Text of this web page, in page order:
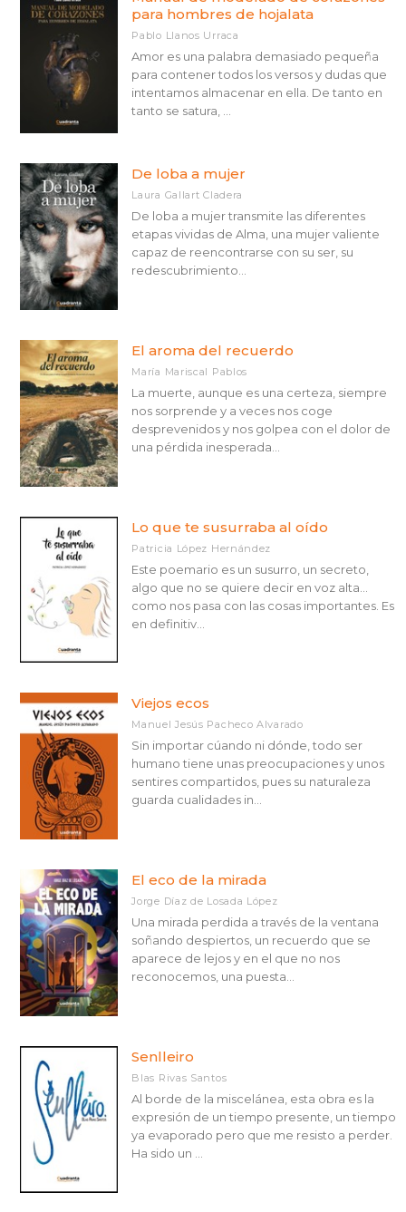
para hombres de hojalata
Pablo Llanos Urraca
Amor es una palabra demasiado pequeña
para contener todos los versos y dudas que
intentamos almacenar en ella. De tanto en
tanto se satura, ...
De loba a mujer
Laura Gallart Cladera
De loba a mujer transmite las diferentes
etapas vividas de Alma, una mujer valiente
capaz de reencontrarse con su ser, su
redescubrimiento...
El aroma del recuerdo
María Mariscal Pablos
La muerte, aunque es una certeza, siempre
nos sorprende y a veces nos coge
desprevenidos y nos golpea con el dolor de
una pérdida inesperada...
Lo que te susurraba al oído
Patricia López Hernández
Este poemario es un susurro, un secreto,
algo que no se quiere decir en voz alta...
como nos pasa con las cosas importantes. Es
en definitiv...
Viejos ecos
Manuel Jesús Pacheco Alvarado
Sin importar cúando ni dónde, todo ser
humano tiene unas preocupaciones y unos
sentires compartidos, pues su naturaleza
guarda cualidades in...
El eco de la mirada
Jorge Díaz de Losada López
Una mirada perdida a través de la ventana
soñando despiertos, un recuerdo que se
aparece de lejos y en el que no nos
reconocemos, una puesta...
Senlleiro
Blas Rivas Santos
Al borde de la miscelánea, esta obra es la
expresión de un tiempo presente, un tiempo
ya evaporado pero que me resisto a perder.
Ha sido un ...